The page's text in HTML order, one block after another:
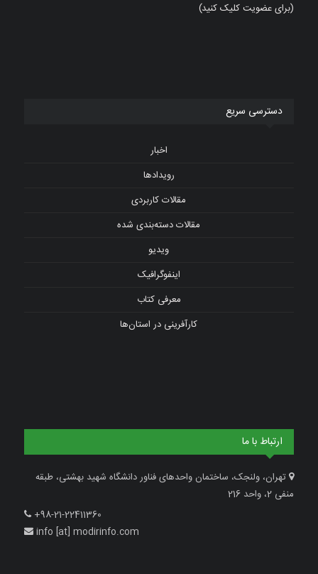
(برای عضویت کلیک کنید)
دسترسی سریع
اخبار
رویدادها
مقالات کاربردی
مقالات دسته‌بندی شده
ویدیو
اینفوگرافیک
معرفی کتاب
کارآفرینی در استان‌ها
ارتباط با ما
تهران، ولنجک، ساختمان واحدهای فناور دانشگاه شهید بهشتی، طبقه
منفی 2، واحد 216
+98-21-22411360
info [at] modirinfo.com